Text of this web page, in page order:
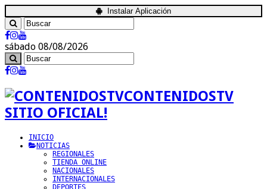
Instalar Aplicación
sábado 08/08/2026
CONTENIDOSTV
SITIO OFICIAL!
INICIO
NOTICIAS
REGIONALES
TIENDA ONLINE
NACIONALES
INTERNACIONALES
DEPORTES